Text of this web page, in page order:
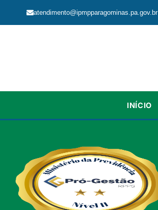
atendimento@ipmpparagominas.pa.gov.br
INÍCIO